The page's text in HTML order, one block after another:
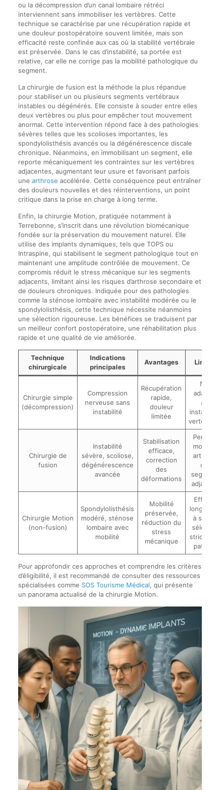
ou la décompression d’un canal lombaire rétréci
interviennent sans immobiliser les vertèbres. Cette
technique se caractérise par une récupération rapide et
une douleur postopératoire souvent limitée, mais son
efficacité reste confinée aux cas où la stabilité vertébrale
est préservée. Dans le cas d’instabilité, sa portée est
relative, car elle ne corrige pas la mobilité pathologique du
segment.
La chirurgie de fusion est la méthode la plus répandue
pour stabiliser un ou plusieurs segments vertébraux
instables ou dégénérés. Elle consiste à souder entre elles
deux vertèbres ou plus pour empêcher tout mouvement
anormal. Cette intervention répond face à des pathologies
sévères telles que les scolioses importantes, les
spondylolisthésis avancés ou la dégénérescence discale
chronique. Néanmoins, en immobilisant un segment, elle
reporte mécaniquement les contraintes sur les vertèbres
adjacentes, augmentant leur usure et favorisant parfois
une arthrose accélérée. Cette conséquence peut entraîner
des douleurs nouvelles et des réinterventions, un point
critique dans la prise en charge à long terme.
Enfin, la chirurgie Motion, pratiquée notamment à
Terrebonne, s’inscrit dans une révolution biomécanique
fondée sur la préservation du mouvement naturel. Elle
utilise des implants dynamiques, tels que TOPS ou
Intraspine, qui stabilisent le segment pathologique tout en
maintenant une amplitude contrôlée de mouvement. Ce
compromis réduit le stress mécanique sur les segments
adjacents, limitant ainsi les risques d’arthrose secondaire et
de douleurs chroniques. Indiquée pour des pathologies
comme la sténose lombaire avec instabilité modérée ou le
spondylolisthésis, cette technique nécessite néanmoins
une sélection rigoureuse. Les bénéfices se traduisent par
un meilleur confort postopératoire, une réhabilitation plus
rapide et une qualité de vie améliorée.
Technique
chirurgicale
Indications
principales
Avantages Limites
Chirurgie simple
(décompression)
Compression
nerveuse sans
instabilité
Récupération
rapide,
douleur
limitée
Non
adaptée
aux
Chirurgie de
fusion
Instabilité
sévère, scoliose,
dégénérescence
avancée
Stabilisation
efficace,
correction
des
déformations
Perte de
mobilité,
arthrose
des
Chirurgie Motion
(non-fusion)
Spondylolisthésis
modéré, sténose
lombaire avec
mobilité
Mobilité
préservée,
réduction du
stress
mécanique
Effets à
long
à suivre,
sélection
stricte
patients
Pour approfondir ces approches et comprendre les critères
d’éligibilité, il est recommandé de consulter des ressources
spécialisées comme SOS Tourisme Médical, qui présente
un panorama actualisé de la chirurgie Motion.